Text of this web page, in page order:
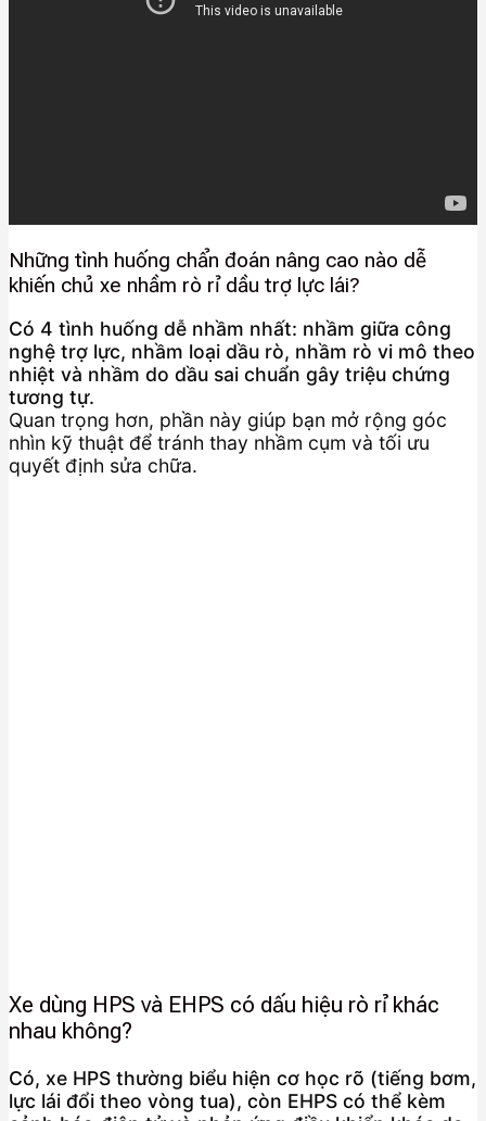
Những tình huống chẩn đoán nâng cao nào dễ
khiến chủ xe nhầm rò rỉ dầu trợ lực lái?
Có 4 tình huống dễ nhầm nhất: nhầm giữa công
nghệ trợ lực, nhầm loại dầu rò, nhầm rò vi mô theo
nhiệt và nhầm do dầu sai chuẩn gây triệu chứng
tương tự.
Quan trọng hơn, phần này giúp bạn mở rộng góc
nhìn kỹ thuật để tránh thay nhầm cụm và tối ưu
quyết định sửa chữa.
Xe dùng HPS và EHPS có dấu hiệu rò rỉ khác
nhau không?
Có, xe HPS thường biểu hiện cơ học rõ (tiếng bơm,
lực lái đổi theo vòng tua), còn EHPS có thể kèm